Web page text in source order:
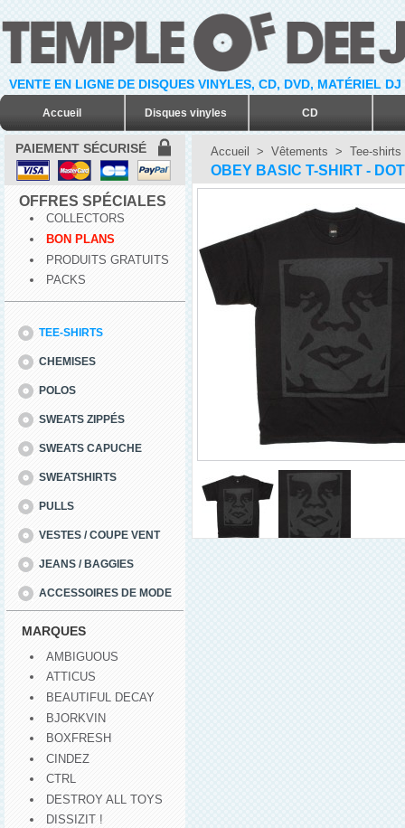
VENTE EN LIGNE DE DISQUES VINYLES, CD, DVD, MATÉRIEL
Accueil Disques vinyles CD
PAIEMENT SÉCURISÉ
OFFRES SPÉCIALES
COLLECTORS
BON PLANS
PRODUITS GRATUITS
PACKS
TEE-SHIRTS
CHEMISES
POLOS
SWEATS ZIPPÉS
SWEATS CAPUCHE
SWEATSHIRTS
PULLS
VESTES / COUPE VENT
JEANS / BAGGIES
ACCESSOIRES DE MODE
MARQUES
AMBIGUOUS
ATTICUS
BEAUTIFUL DECAY
BJORKVIN
BOXFRESH
CINDEZ
CTRL
DESTROY ALL TOYS
DISSIZIT !
Accueil > Vêtements > Tee-shirts
OBEY BASIC T-SHIRT -